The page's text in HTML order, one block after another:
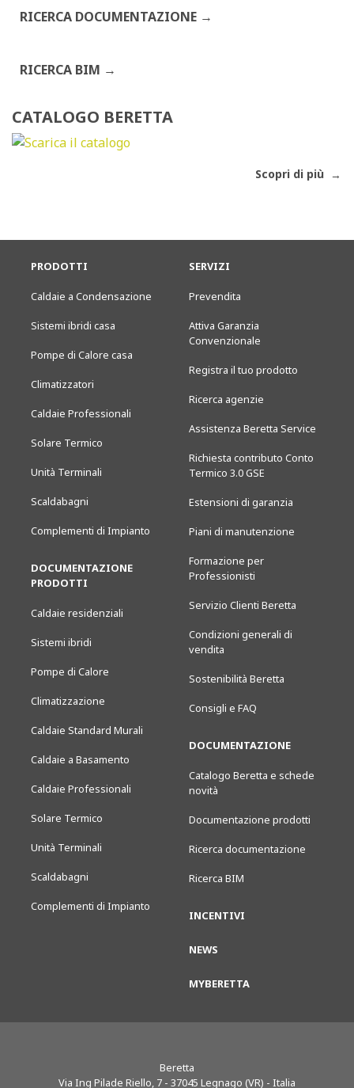
RICERCA DOCUMENTAZIONE
RICERCA BIM
CATALOGO BERETTA
Scopri di più
PRODOTTI
Caldaie a Condensazione
Sistemi ibridi casa
Pompe di Calore casa
Climatizzatori
Caldaie Professionali
Solare Termico
Unità Terminali
Scaldabagni
Complementi di Impianto
DOCUMENTAZIONE
PRODOTTI
Caldaie residenziali
Sistemi ibridi
Pompe di Calore
Climatizzazione
Caldaie Standard Murali
Caldaie a Basamento
Caldaie Professionali
Solare Termico
Unità Terminali
Scaldabagni
Complementi di Impianto
SERVIZI
Prevendita
Attiva Garanzia
Convenzionale
Registra il tuo prodotto
Ricerca agenzie
Assistenza Beretta Service
Richiesta contributo Conto
Termico 3.0 GSE
Estensioni di garanzia
Piani di manutenzione
Formazione per
Professionisti
Servizio Clienti Beretta
Condizioni generali di
vendita
Sostenibilità Beretta
Consigli e FAQ
DOCUMENTAZIONE
Catalogo Beretta e schede
novità
Documentazione prodotti
Ricerca documentazione
Ricerca BIM
INCENTIVI
NEWS
MYBERETTA
Beretta
Via Ing Pilade Riello, 7 - 37045 Legnago (VR) - Italia